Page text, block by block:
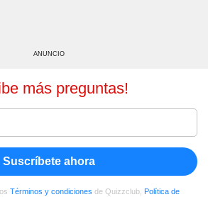
ANUNCIO
más preguntas!
Suscríbete ahora
Términos y condiciones de Quizzclub,
Política de